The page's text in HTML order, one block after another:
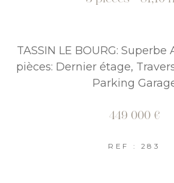
TASSIN LE BOURG:
pièces: Dernier étage,
Parking
449 000 €
REF : 283